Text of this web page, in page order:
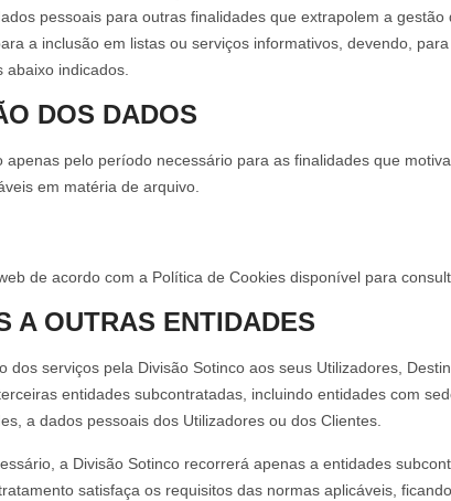
pessoais para outras finalidades que extrapolem a
a inclusão em listas ou serviços informativos, devendo,
indicados.
DOS DADOS
pelo período necessário para as finalidades que
em matéria de arquivo.
de acordo com a Política de Cookies disponível para
A OUTRAS ENTIDADES
dos serviços pela Divisão Sotinco aos seus Utilizadores,
entidades subcontratadas, incluindo entidades com
a dados pessoais dos Utilizadores ou dos Clientes.
a Divisão Sotinco recorrerá apenas a entidades
satisfaça os requisitos das normas aplicáveis,